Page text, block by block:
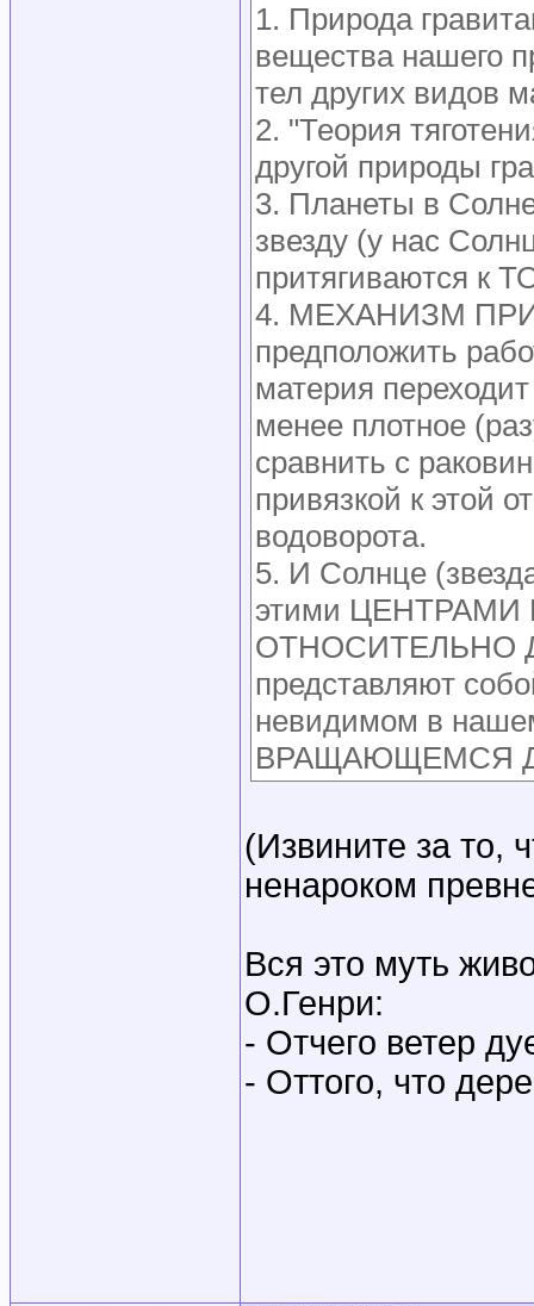
1. Природа
вещества нашего
тел других видов
2. "Теория
другой природы
3. Планеты в
звезду (у нас
притягиваются
4. МЕХАНИЗМ
предположить
материя
менее плотное
сравнить с
привязкой к этой
водоворота.
5. И Солнце
этими ЦЕНТРАМИ
ОТНОСИТЕЛЬНО
представляют
невидимом в
ВРАЩАЮЩЕМСЯ
(Извините за то,
ненароком
Вся это муть
О.Генри:
- Отчего ветер
- Оттого, что